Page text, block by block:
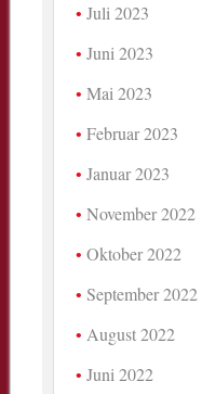
Juli 2023
Juni 2023
Mai 2023
Februar 2023
Januar 2023
November 2022
Oktober 2022
September 2022
August 2022
Juni 2022